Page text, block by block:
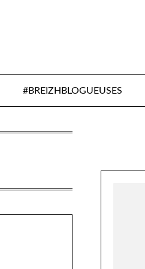
#BREIZHBLOGUEUSES